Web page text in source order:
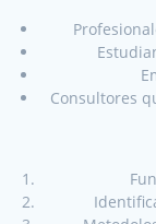
Consultores